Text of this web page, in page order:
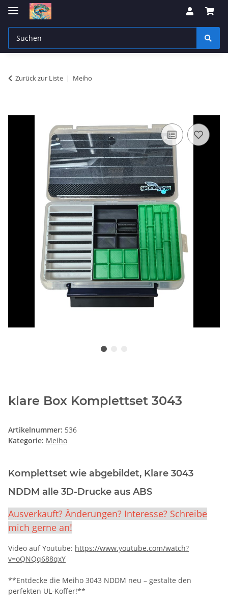
Zurück zur Liste Meiho
klare Box Komplettset 3043
Artikelnummer: 536
Kategorie: Meiho
Komplettset wie abgebildet, Klare 3043
NDDM alle 3D-Drucke aus ABS
Ausverkauft? Änderungen? Interesse? Schreibe
mich gerne an!
Video auf Youtube: https://www.youtube.com/watch?
v=oQNQq688qxY
**Entdecke die Meiho 3043 NDDM neu – gestalte den
perfekten UL-Koffer!**